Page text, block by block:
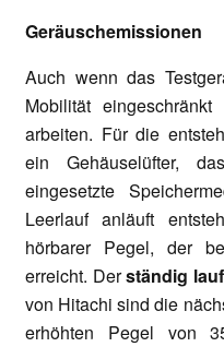
Geräuschemissionen
Auch wenn das
Mobilität
arbeiten. Für die
ein Gehäuselüfter,
eingesetzte
Leerlauf anläuft
hörbarer Pegel, der
erreicht. Derständig
von Hitachi sind die
erhöhten Pegel von